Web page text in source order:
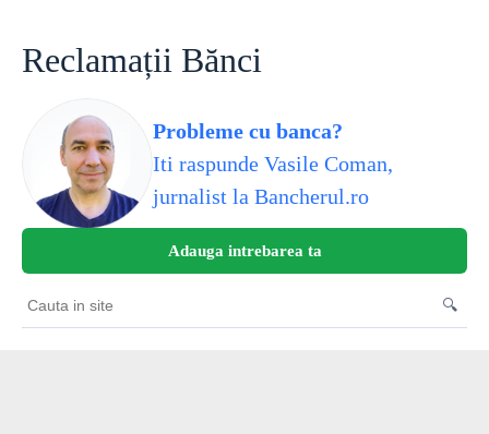
contentReclamații Bănci
Probleme cu banca?
Iti raspunde Vasile Coman,
jurnalist la Bancherul.ro
Adauga intrebarea ta
Cauta
in
🔍